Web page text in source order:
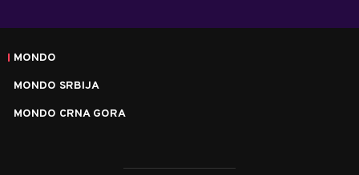
MONDO
MONDO SRBIJA
MONDO CRNA GORA